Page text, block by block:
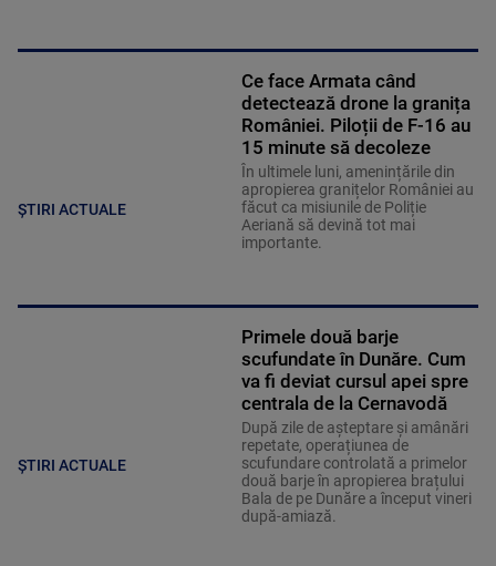
ȘTIRI ACTUALE
Ce face Armata când
detectează drone la granița
României. Piloții de F-16 au
15 minute să decoleze
În ultimele luni, amenințările din
apropierea granițelor României au
făcut ca misiunile de Poliție
Aeriană să devină tot mai
importante.
ȘTIRI ACTUALE
Primele două barje
scufundate în Dunăre. Cum
va fi deviat cursul apei spre
centrala de la Cernavodă
După zile de așteptare și amânări
repetate, operațiunea de
scufundare controlată a primelor
două barje în apropierea brațului
Bala de pe Dunăre a început vineri
după-amiază.